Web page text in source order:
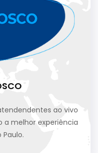
ao vivo
melhor experiência